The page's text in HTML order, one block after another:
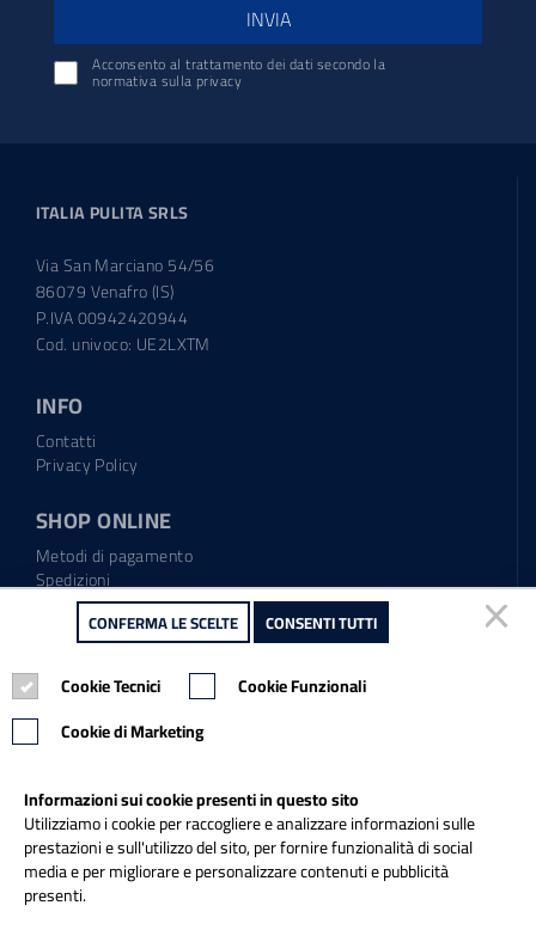
INVIA
Acconsento al trattamento dei dati secondo la
normativa sulla privacy
ITALIA PULITA SRLS
Via San Marciano 54/56
86079 Venafro (IS)
P.IVA 00942420944
Cod. univoco: UE2LXTM
INFO
Contatti
Privacy Policy
SHOP ONLINE
Metodi di pagamento
Spedizioni
Regolamento garanzia
Diritto di recesso
Tel.: 0865.904373
Email:info@italiapulitasrl.it
CONFERMA LE SCELTE CONSENTI TUTTI
Cookie Tecnici
Cookie Funzionali
Cookie di Marketing
Informazioni sui cookie presenti in questo sito
Utilizziamo i cookie per raccogliere e analizzare informazioni sulle
prestazioni e sull'utilizzo del sito, per fornire funzionalità di social
media e per migliorare e personalizzare contenuti e pubblicità
presenti.